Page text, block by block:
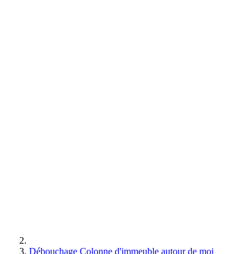
Débouchage Colonne d'immeuble autour de moi